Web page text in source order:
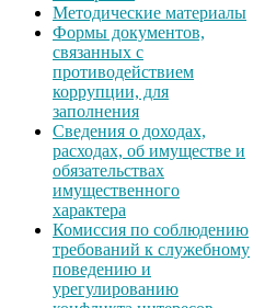
Методические материалы
Формы документов,
связанных с
противодействием
коррупции, для
заполнения
Сведения о доходах,
расходах, об имуществе и
обязательствах
имущественного
характера
Комиссия по соблюдению
требований к служебному
поведению и
урегулированию